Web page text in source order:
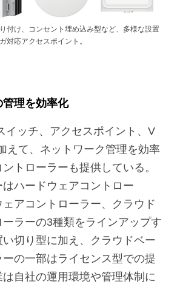
付け、コンセント埋め込み型など、多様な設置
対応アクセスポイント。
理を効率化
イッチ、アクセスポイント、V
えて、ネットワーク管理を効率
トローラーも提供している。
ハードウェアコントロー
アコントローラー、クラウド
ラーの3種類をラインアップす
切り型に加え、クラウドベー
の一部はライセンス型での提
自社の運用環境や管理体制に